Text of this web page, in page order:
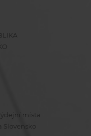
místa
Slovensko